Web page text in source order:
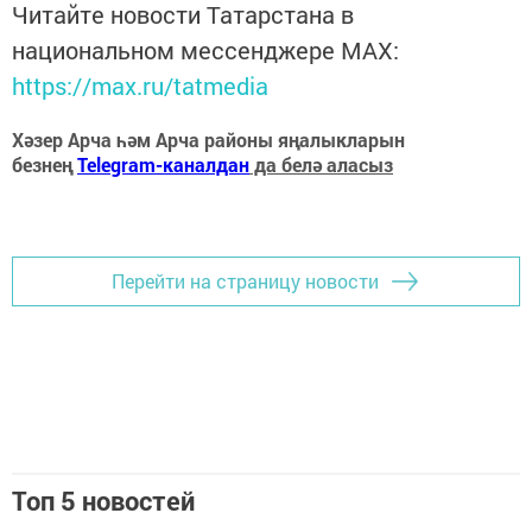
Читайте новости Татарстана в
национальном мессенджере MАХ:
https://max.ru/tatmedia
Хәзер Арча һәм Арча районы яңалыкларын
безнеңTelegram-каналданда белә аласыз
Перейти на страницу новости
Топ 5 новостей